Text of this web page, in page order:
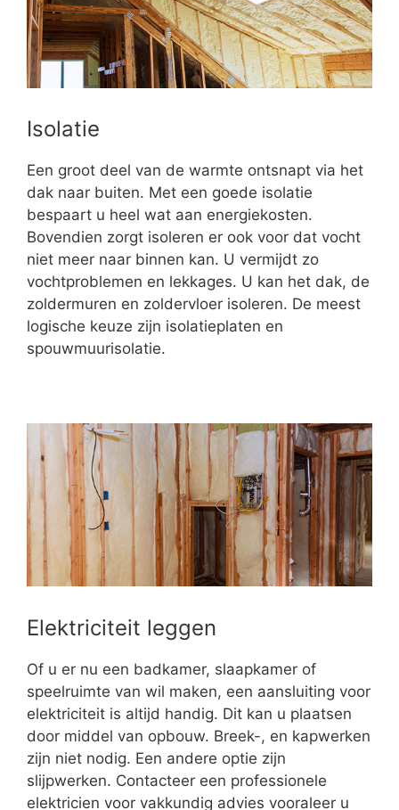
Isolatie
Een groot deel van de warmte ontsnapt via het
dak naar buiten. Met een goede isolatie
bespaart u heel wat aan energiekosten.
Bovendien zorgt isoleren er ook voor dat vocht
niet meer naar binnen kan. U vermijdt zo
vochtproblemen en lekkages. U kan het dak, de
zoldermuren en zoldervloer isoleren. De meest
logische keuze zijn isolatieplaten en
spouwmuurisolatie.
Elektriciteit leggen
Of u er nu een badkamer, slaapkamer of
speelruimte van wil maken, een aansluiting voor
elektriciteit is altijd handig. Dit kan u plaatsen
door middel van opbouw. Breek-, en kapwerken
zijn niet nodig. Een andere optie zijn
slijpwerken. Contacteer een professionele
elektricien voor vakkundig advies vooraleer u